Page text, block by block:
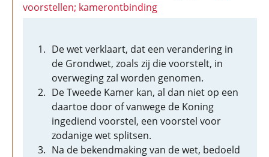
voorstellen; kamerontbinding
De wet verklaart, dat een verandering in
de Grondwet, zoals zij die voorstelt, in
overweging zal worden genomen.
De Tweede Kamer kan, al dan niet op een
daartoe door of vanwege de Koning
ingediend voorstel, een voorstel voor
zodanige wet splitsen.
Na de bekendmaking van de wet, bedoeld